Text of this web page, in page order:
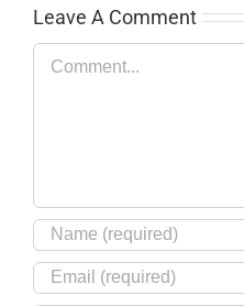
Leave A Comment
Comment